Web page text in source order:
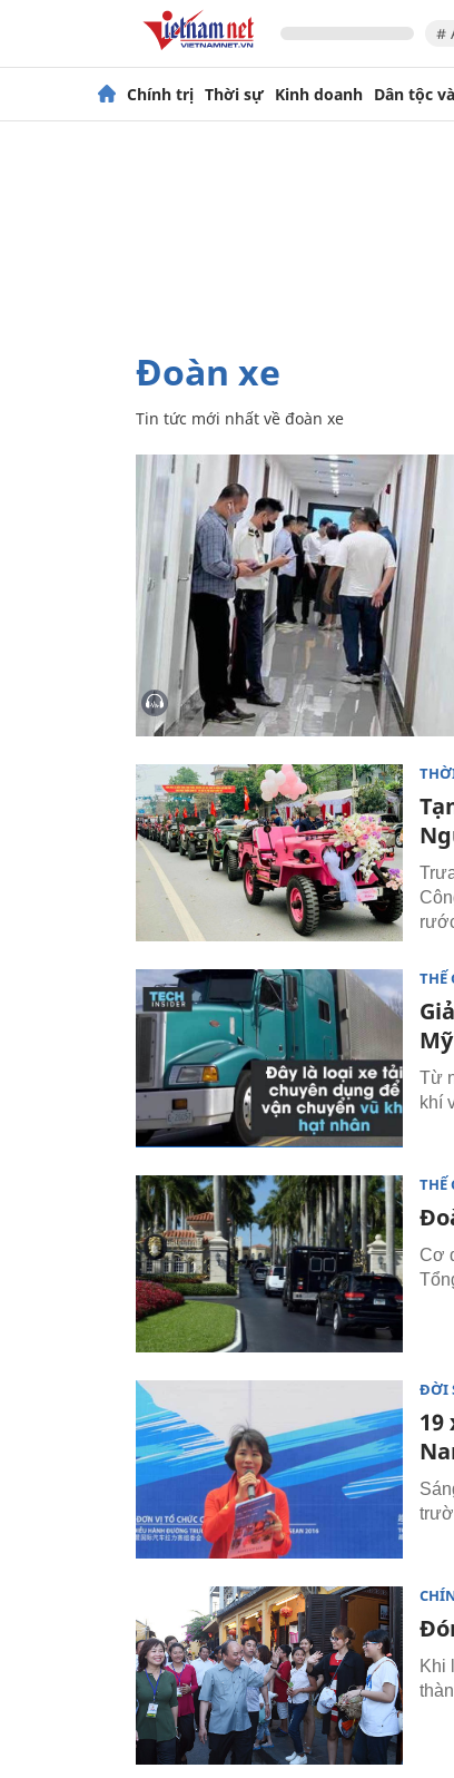
#
Chính trị Thời sự Kinh doanh Dân tộc
đoàn xe
Tin tức mới nhất về đoàn xe
THẾ
Mỹ
Từ
khí
THẾ
Cơ
ĐỜI
Khi